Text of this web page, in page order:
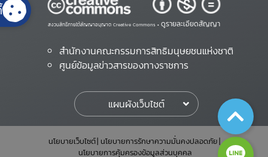
สงวนสิทธิ์ภายใต้สัญญาอนุญาต Creative Commons • ดูรายละเอียดสัญญา
สำนักงานคณะกรรมการสิทธิมนุษยชนแห่งชาติ
ศูนย์ข้อมูลข่าวสารของทางราชการ
แผนผังเว็บไซต์
นโยบายเว็บไซต์ นโยบายการรักษาความมั่นคงปลอดภัย
นโยบายการคุ้มครองข้อมูลส่วนบุคคล